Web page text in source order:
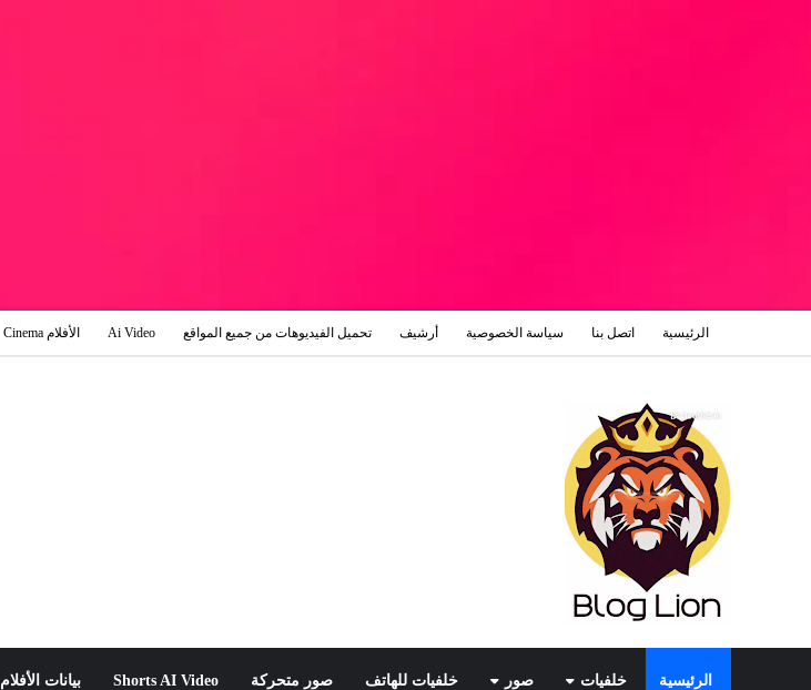
الرئيسية اتصل بنا سياسة الخصوصية أرشيف تحميل الفيديوهات من جميع المواقع Ai Video الأفلام Cinema
الرئيسية خلفيات صور خلفيات للهاتف صور متحركة Shorts AI Video بيانات الأفلام Cinema